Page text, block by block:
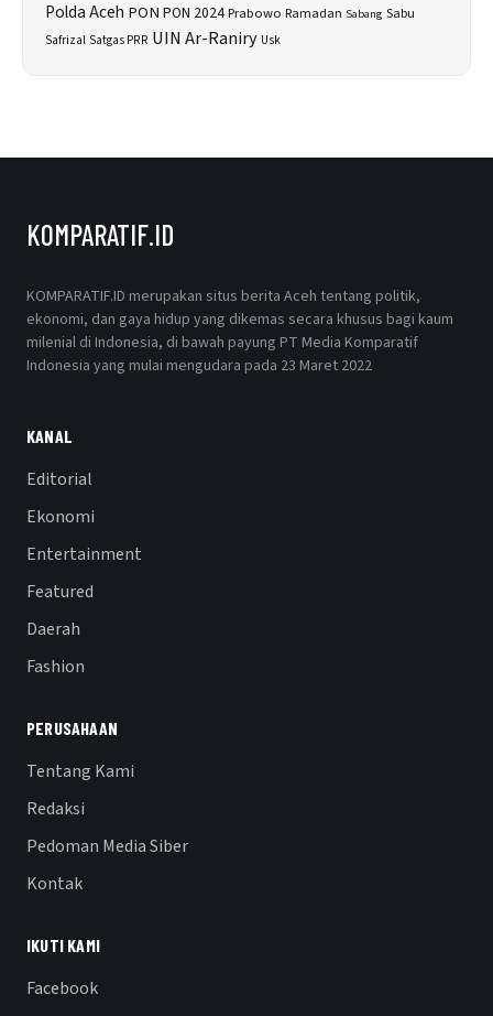
Polda Aceh PON PON 2024Prabowo Ramadan Sabang Sabu
Safrizal Satgas PRR UIN Ar-Raniry Usk
KOMPARATIF.ID
KOMPARATIF.ID merupakan situs berita Aceh tentang politik,
ekonomi, dan gaya hidup yang dikemas secara khusus bagi kaum
milenial di Indonesia, di bawah payung PT Media Komparatif
Indonesia yang mulai mengudara pada 23 Maret 2022
KANAL
Editorial
Ekonomi
Entertainment
Featured
Daerah
Fashion
PERUSAHAAN
Tentang Kami
Redaksi
Pedoman Media Siber
Kontak
IKUTI KAMI
Facebook